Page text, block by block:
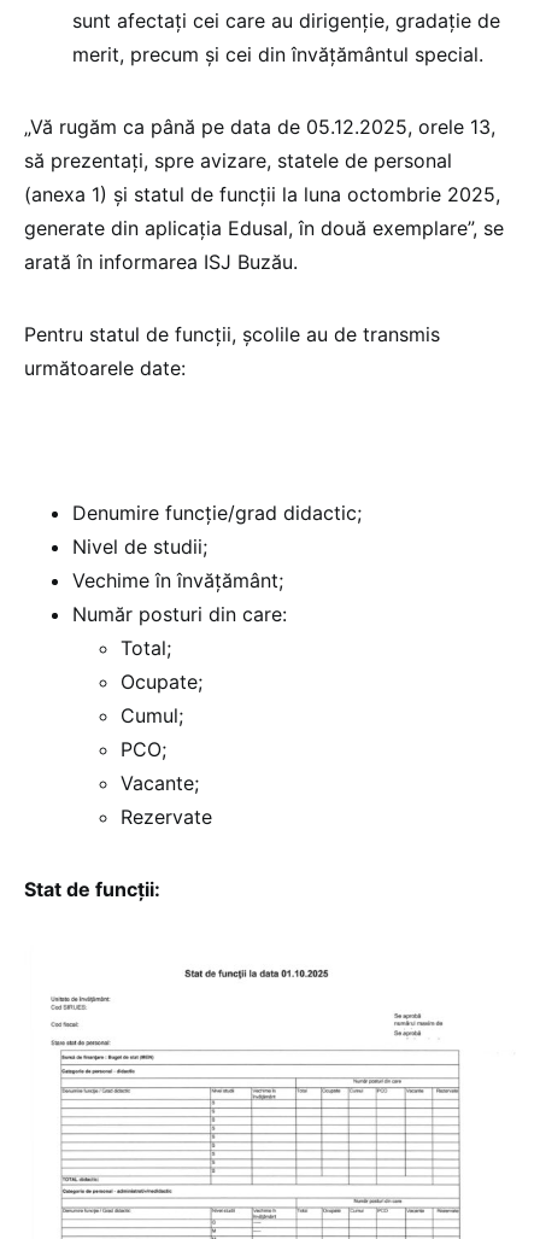
sunt afectați cei care au dirigenție, gradație de
merit, precum și cei din învățământul special.
„Vă rugăm ca până pe data de 05.12.2025, orele 13,
să prezentați, spre avizare, statele de personal
(anexa 1) şi statul de funcții la luna octombrie 2025,
generate din aplicația Edusal, în două exemplare”, se
arată în informarea ISJ Buzău.
Pentru statul de funcții, școlile au de transmis
următoarele date:
Denumire funcție/grad didactic;
Nivel de studii;
Vechime în învățământ;
Număr posturi din care:
Total;
Ocupate;
Cumul;
PCO;
Vacante;
Rezervate
Stat de funcții: